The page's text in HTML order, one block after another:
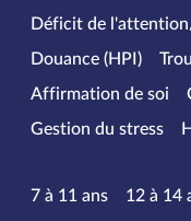
Déficit de
Douance (HPI)
Affirmation de soi
Gestion du stress
Tranches
7 à 11 ans 12 à 14